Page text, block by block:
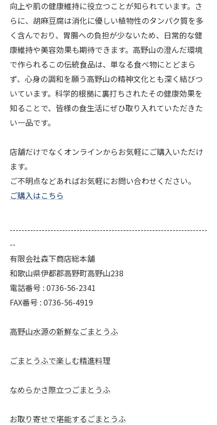
向上や肌の健康維持に役立つことが知られています。さ
らに、胡麻豆腐は消化に優しい植物性のタンパク質を多
く含んでおり、胃腸への負担が少ないため、日常的な健
康維持や美容効果も期待できます。高野山の澄んだ環境
で作られるこの伝統食品は、単なる食べ物にとどまら
ず、心身の調和を願う高野山の精神文化とも深く結びつ
いています。科学的根拠に裏打ちされたその健康効果を
知ることで、皆様の食生活にぜひ取り入れていただきた
い一品です。
店舗だけでなくオンラインからお気軽にご購入いただけ
ます。
ご不明点などあればお気軽にお問い合わせください。
ご購入はこちら
--------------------------------------------------------------------
--
有限会社森下商店総本舗
和歌山県伊都郡高野町高野山238
電話番号 : 0736-56-2341
FAX番号 : 0736-56-4919
高野山水源の新鮮なごまとうふ
ごまとうふで楽しむ精進料理
なめらかさ際立つごまとうふ
お取り寄せで堪能するごまとうふ